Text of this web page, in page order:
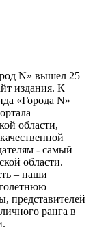
N» вышел 25
издания. К
«Города N»
—
области,
- самый
области.
– наши
представителей
ранга в